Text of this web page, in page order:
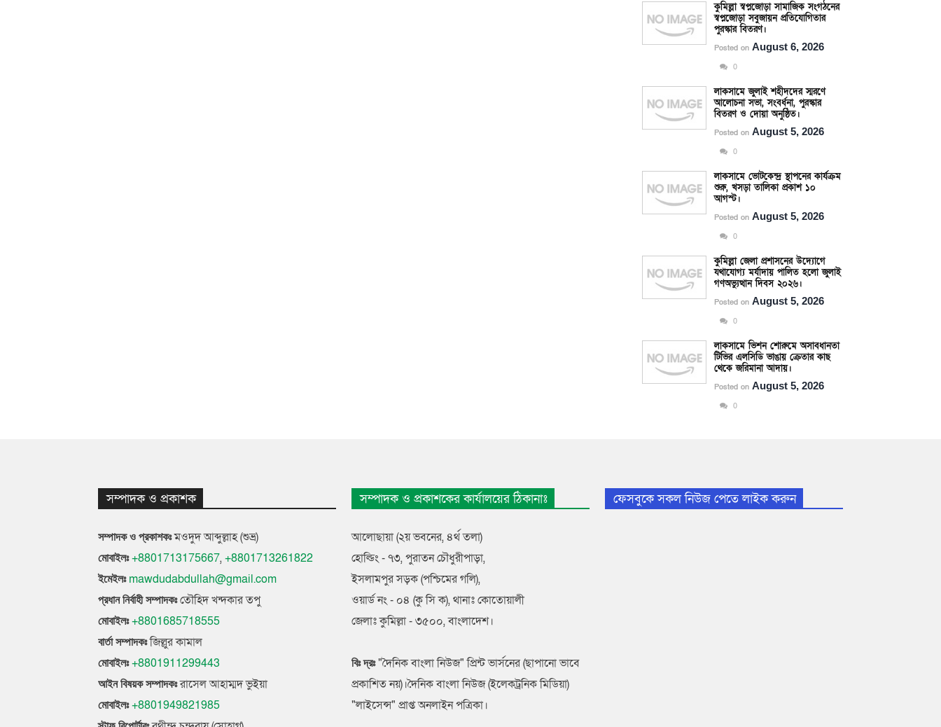
কুমিল্লা স্বপ্নজোড়া সামাজিক সংগঠনের
স্বপ্নজোড়া সবুজায়ন প্রতিযোগিতার
পুরস্কার বিতরণ।
Posted onAugust 6, 2026
0
লাকসামে জুলাই শহীদদের স্মরণে
আলোচনা সভা, সংবর্ধনা, পুরস্কার
বিতরণ ও দোয়া অনুষ্ঠিত।
Posted onAugust 5, 2026
0
লাকসামে ভোটকেন্দ্র স্থাপনের কার্যক্রম
শুরু, খসড়া তালিকা প্রকাশ ১০
আগস্ট।
Posted onAugust 5, 2026
0
কুমিল্লা জেলা প্রশাসনের উদ্যোগে
যথাযোগ্য মর্যাদায় পালিত হলো জুলাই
গণঅভ্যুত্থান দিবস ২০২৬।
Posted onAugust 5, 2026
0
লাকসামে ভিশন শোরুমে অসাবধানতা
টিভির এলসিডি ভাঙায় ক্রেতার কাছ
থেকে জরিমানা আদায়।
Posted onAugust 5, 2026
0
সম্পাদক ও প্রকাশক
সম্পাদক ও প্রকাশকঃমওদুদ আব্দুল্লাহ (শুভ্র)
মোবাইলঃ +8801713175667,+8801713261822
ইমেইলঃ mawdudabdullah@gmail.com
প্রধান নির্বাহী সম্পাদকঃতৌহিদ খন্দকার তপু
মোবাইলঃ +8801685718555
বার্তা সম্পাদকঃজিল্লুর কামাল
মোবাইলঃ +8801911299443
আইন বিষয়ক সম্পাদকঃরাসেল আহাম্মদ ভুইয়া
মোবাইলঃ +8801949821985
সম্পাদক ও প্রকাশকের কার্যালয়ের ঠিকানাঃ
আলোছায়া (২য় ভবনের, ৪র্থ তলা)
হোল্ডিং - ৭৩, পুরাতন চৌধুরীপাড়া,
ইসলামপুর সড়ক (পশ্চিমের গলি),
ওয়ার্ড নং - ০৪ (কু সি ক), থানাঃ কোতোয়ালী
জেলাঃ কুমিল্লা - ৩৫০০, বাংলাদেশ।
বিঃ দ্রঃ"দৈনিক বাংলা নিউজ" প্রিন্ট ভার্সনের (ছাপানো ভাবে
প্রকাশিত নয়)।দৈনিক বাংলা নিউজ (ইলেকট্রনিক মিডিয়া)
"লাইসেন্স" প্রাপ্ত অনলাইন পত্রিকা।
ফেসবুকে সকল নিউজ পেতে লাইক করুন